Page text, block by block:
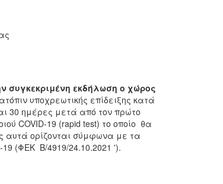
συγκεκριμένη εκδήλωση ο χώρος
υποχρεωτικής επίδειξης κατά
30 ημέρες μετά από τον πρώτο
COVID-19 (rapid test) το οποίο θα
αυτά ορίζονται σύμφωνα με τα
(ΦΕΚ Β/4919/24.10.2021 ').